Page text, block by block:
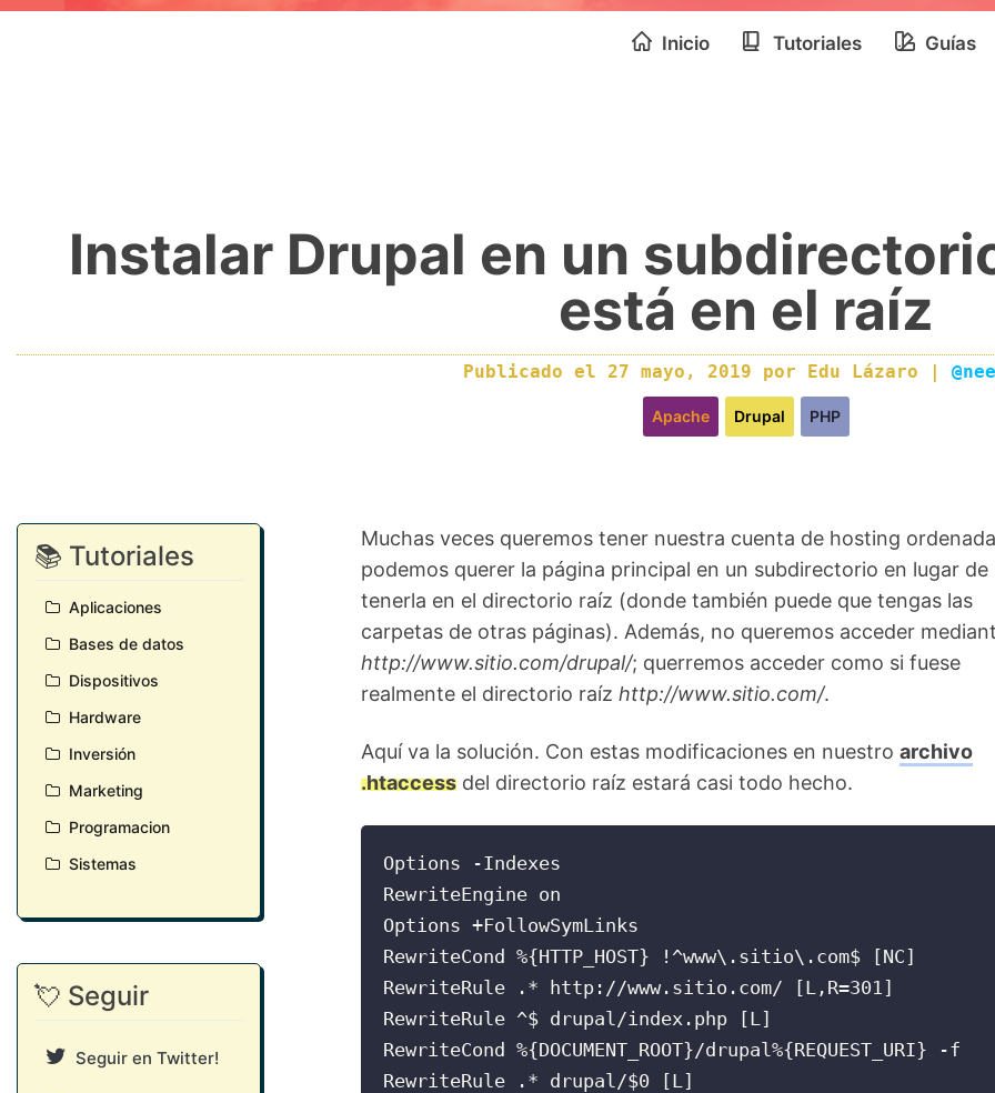
Inicio Tutoriales Guías
Instalar Drupal en un
está en el raíz
Publicado el 27 mayo, 2019 por Edu Lázaro |
Apache Drupal PHP
📚 Tutoriales
Aplicaciones
Bases de datos
Dispositivos
Hardware
Inversión
Marketing
Programacion
Sistemas
💘 Seguir
Seguir en Twitter!
Muchas veces queremos tener nuestra cuenta de hosting
podemos querer la página principal en un subdirectorio en lugar de
tenerla en el directorio raíz (donde también puede que tengas las
carpetas de otras páginas). Además, no queremos acceder
http://www.sitio.com/drupal/; querremos acceder como si fuese
realmente el directorio raíz http://www.sitio.com/.
Aquí va la solución. Con estas modificaciones en nuestro archivo
.htaccessdel directorio raíz estará casi todo hecho.
Options -Indexes
RewriteEngine on
Options +FollowSymLinks
RewriteCond %{HTTP_HOST} !^www\.sitio\.com$ [NC]
RewriteRule .* http://www.sitio.com/ [L,R=301]
RewriteRule ^$ drupal/index.php [L]
RewriteCond %{DOCUMENT_ROOT}/drupal%{REQUEST_URI} -f
RewriteRule .* drupal/$0 [L]